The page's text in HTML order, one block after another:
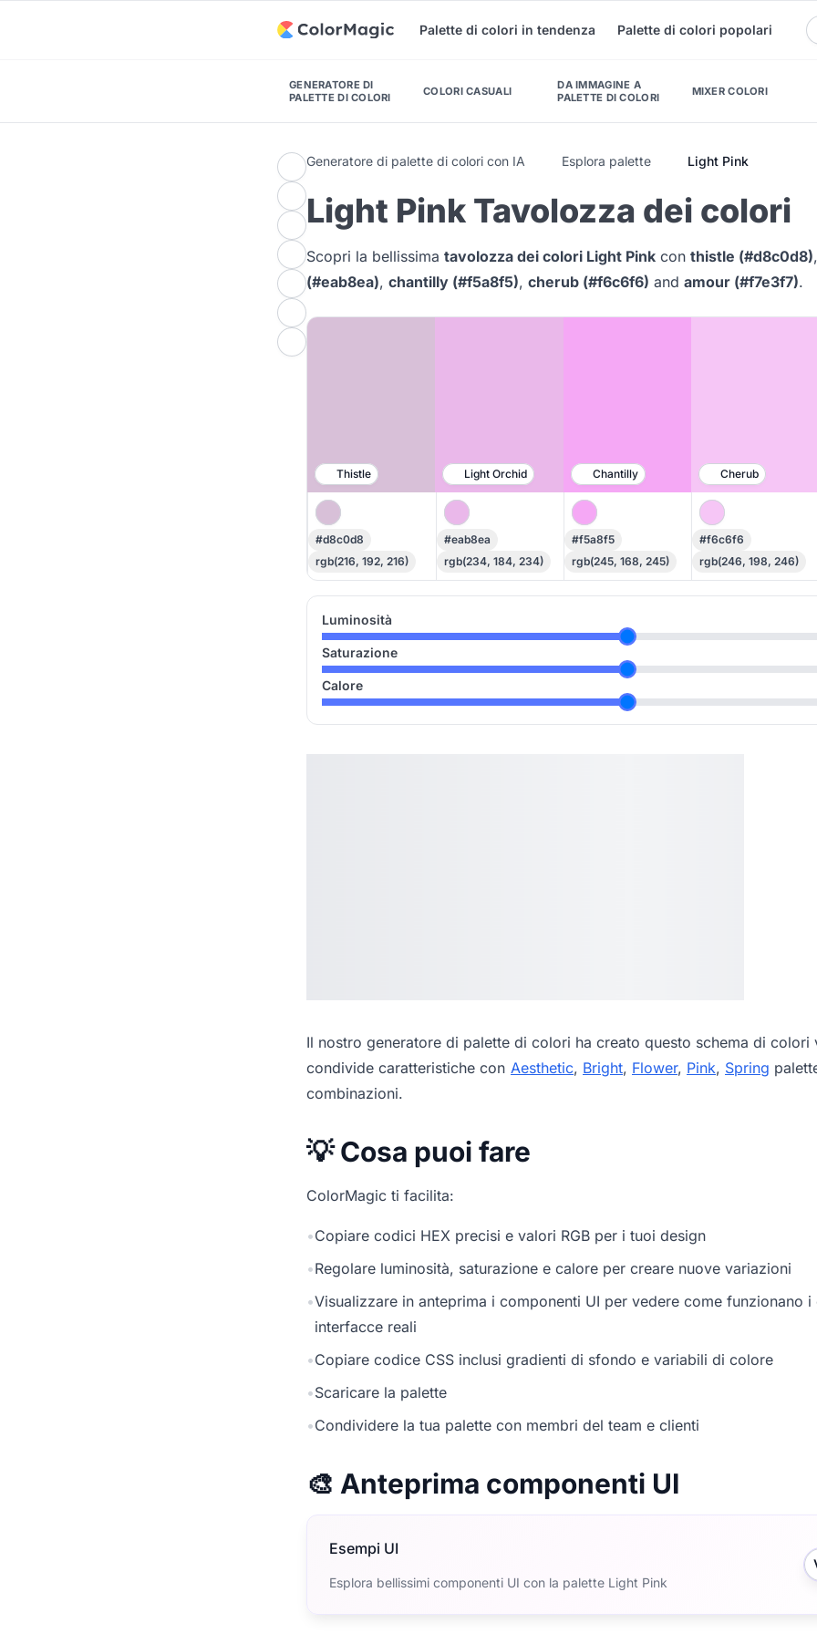
Palette di colori in tendenza Palette di colori popolari
GENERATORE DI
PALETTE DI COLORI
COLORI CASUALI
DA IMMAGINE A
PALETTE DI COLORI
MIXER COLORI
Generatore di palette di colori con IA Esplora palette Light Pink
Light Pink Tavolozza dei colori
Scopri la bellissima tavolozza dei colori Light Pink con thistle (#d8c0d8)
(#eab8ea), chantilly (#f5a8f5), cherub (#f6c6f6) and amour (#f7e3f7).
Thistle Light Orchid Chantilly Cherub
#d8c0d8
rgb(216, 192, 216)
#eab8ea
rgb(234, 184, 234)
#f5a8f5
rgb(245, 168, 245)
#f6c6f6
rgb(246, 198, 246)
Luminosità
Saturazione
Calore
Il nostro generatore di palette di colori ha creato questo schema di colori
condivide caratteristiche con Aesthetic, Bright, Flower, Pink, Spring
combinazioni.
💡 Cosa puoi fare
ColorMagic ti facilita:
•Copiare codici HEX precisi e valori RGB per i tuoi design
•Regolare luminosità, saturazione e calore per creare nuove variazioni
•Visualizzare in anteprima i componenti UI per vedere come funzionano
interfacce reali
•Copiare codice CSS inclusi gradienti di sfondo e variabili di colore
•Scaricare la palette
•Condividere la tua palette con membri del team e clienti
🎨 Anteprima componenti UI
Esempi UI
Esplora bellissimi componenti UI con la palette Light Pink